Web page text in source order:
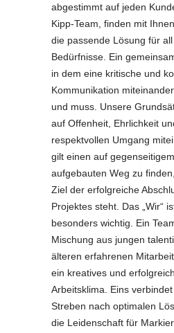
abgestimmt auf jeden
Kipp-Team, finden mit
die passende Lösung für
Bedürfnisse. Ein
in dem eine kritische und
Kommunikation
und muss. Unsere
auf Offenheit, Ehrlichkeit
respektvollen Umgang
gilt einen auf
aufgebauten Weg zu
Ziel der erfolgreiche
Projektes steht. Das „Wir“
besonders wichtig. Ein
Mischung aus jungen
älteren erfahrenen
ein kreatives und
Arbeitsklima. Eins
Streben nach optimalen
die Leidenschaft für